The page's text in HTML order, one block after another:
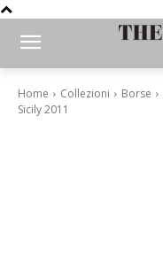
Home Collezioni Borse
Sicily 2011